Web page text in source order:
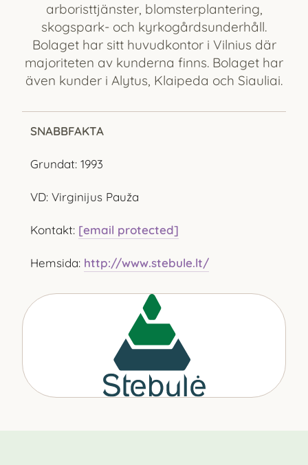
arboristtjänster, blomsterplantering,
skogspark- och kyrkogårdsunderhåll.
Bolaget har sitt huvudkontor i Vilnius där
majoriteten av kunderna finns. Bolaget har
även kunder i Alytus, Klaipeda och Siauliai.
SNABBFAKTA
Grundat: 1993
VD: Virginijus Pauža
Kontakt: [email protected]
Hemsida: http://www.stebule.lt/